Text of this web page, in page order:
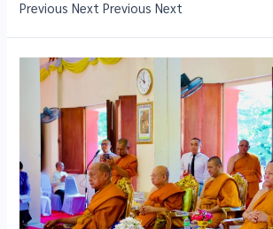
e
b
o
o
k
ai
l
se
n
g
er
e
e
Previous Next Previous Next